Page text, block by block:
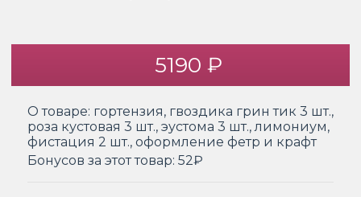
5190 ₽
О товаре: гортензия, гвоздика грин тик 3 шт.,
роза кустовая 3 шт., эустома 3 шт., лимониум,
фистация 2 шт., оформление фетр и крафт
Бонусов за этот товар: 52₽